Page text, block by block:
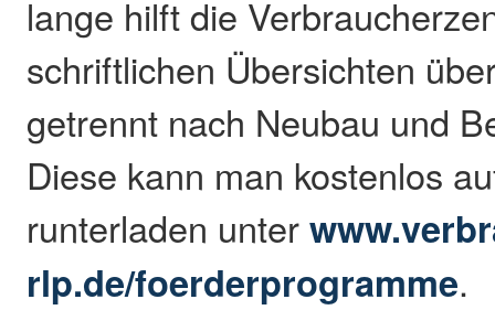
lange hilft die
schriftlichen Übersichten
getrennt nach Neubau und
Diese kann man kostenlos
runterladen unter
rlp.de/foerderprogramme.